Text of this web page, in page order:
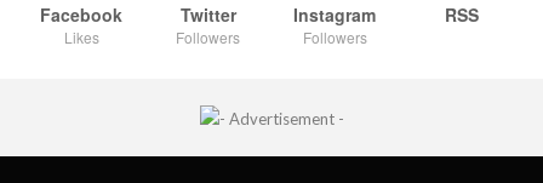
Facebook
Likes
Twitter
Followers
Instagram
Followers
RSS